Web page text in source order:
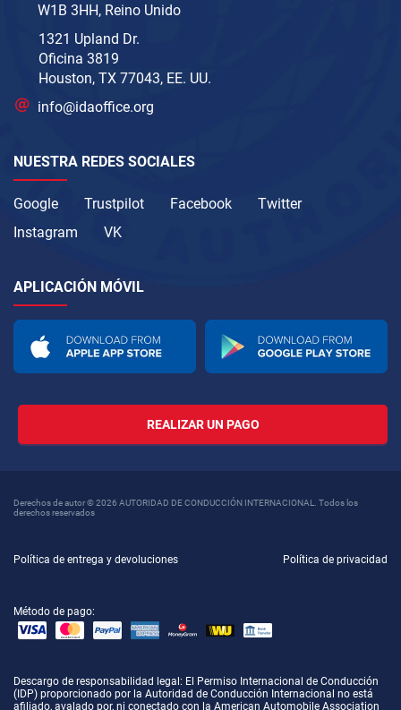
W1B 3HH, Reino Unido
1321 Upland Dr.
Oficina 3819
Houston, TX 77043, EE. UU.
info@idaoffice.org
NUESTRA REDES SOCIALES
Google Trustpilot Facebook
Twitter
Instagram
VK
APLICACIÓN MÓVIL
REALIZAR UN PAGO
Derechos de autor © 2026 AUTORIDAD DE CONDUCCIÓN INTERNACIONAL. Todos los
derechos reservados
Política de entrega y devoluciones Política de privacidad
Método de pago:
Descargo de responsabilidad legal : El Permiso Internacional de Conducción
(IDP) proporcionado por la Autoridad de Conducción Internacional no está
afiliado, avalado por, ni conectado con la American Automobile Association